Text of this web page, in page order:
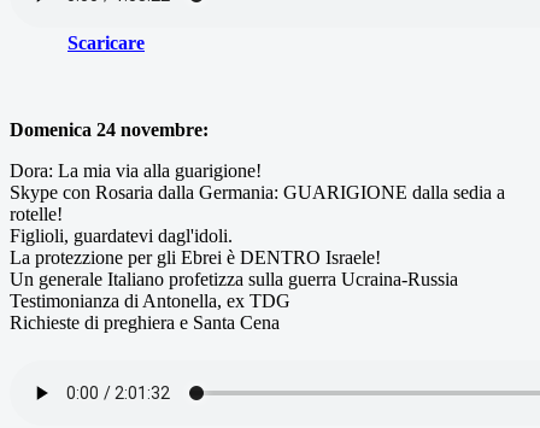
Scaricare
Domenica 24 novembre:
Dora: La mia via alla guarigione!
Skype con Rosaria dalla Germania: GUARIGIONE dalla sedia a
rotelle!
Figlioli, guardatevi dagl'idoli.
La protezzione per gli Ebrei è DENTRO Israele!
Un generale Italiano profetizza sulla guerra Ucraina-Russia
Testimonianza di Antonella, ex TDG
Richieste di preghiera e Santa Cena